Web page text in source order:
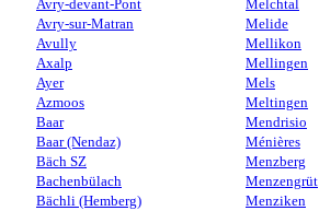
Avry-devant-Pont
Avry-sur-Matran
Avully
Axalp
Ayer
Azmoos
Baar
Baar (Nendaz)
Bäch SZ
Bachenbülach
Bächli (Hemberg)
Melchtal
Melide
Mellikon
Mellingen
Mels
Meltingen
Mendrisio
Ménières
Menzberg
Menzengrüt
Menziken